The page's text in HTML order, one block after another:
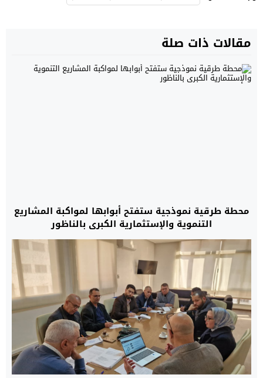
مقالات ذات صلة
محطة طرقية نموذجية ستفتح أبوابها لمواكبة المشاريع
التنموية والإستثمارية الكبرى بالناظور